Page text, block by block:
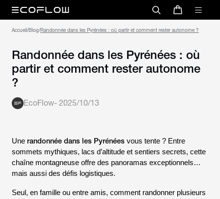
Accueil/Blog/Randonnée dans les Pyrénées : où partir et comment rester autonome ?
Randonnée dans les Pyrénées : où
partir et comment rester autonome
?
EcoFlow- 2025/10/13
Une randonnée dans les Pyrénées vous tente ? Entre
sommets mythiques, lacs d’altitude et sentiers secrets, cette
chaîne montagneuse offre des panoramas exceptionnels…
mais aussi des défis logistiques.
Seul, en famille ou entre amis, comment randonner plusieurs